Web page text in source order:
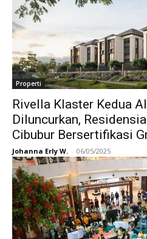
Properti
Rivella Klaster Kedua
Diluncurkan,
Cibubur Bersertifikasi
Johanna Erly W. - 06/05/2025